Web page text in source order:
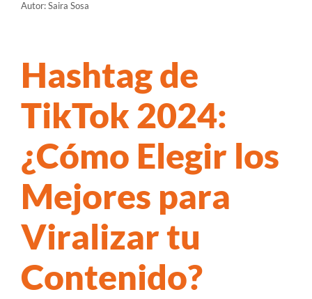
Autor: Saira Sosa
Hashtag de
TikTok 2024:
¿Cómo Elegir los
Mejores para
Viralizar tu
Contenido?